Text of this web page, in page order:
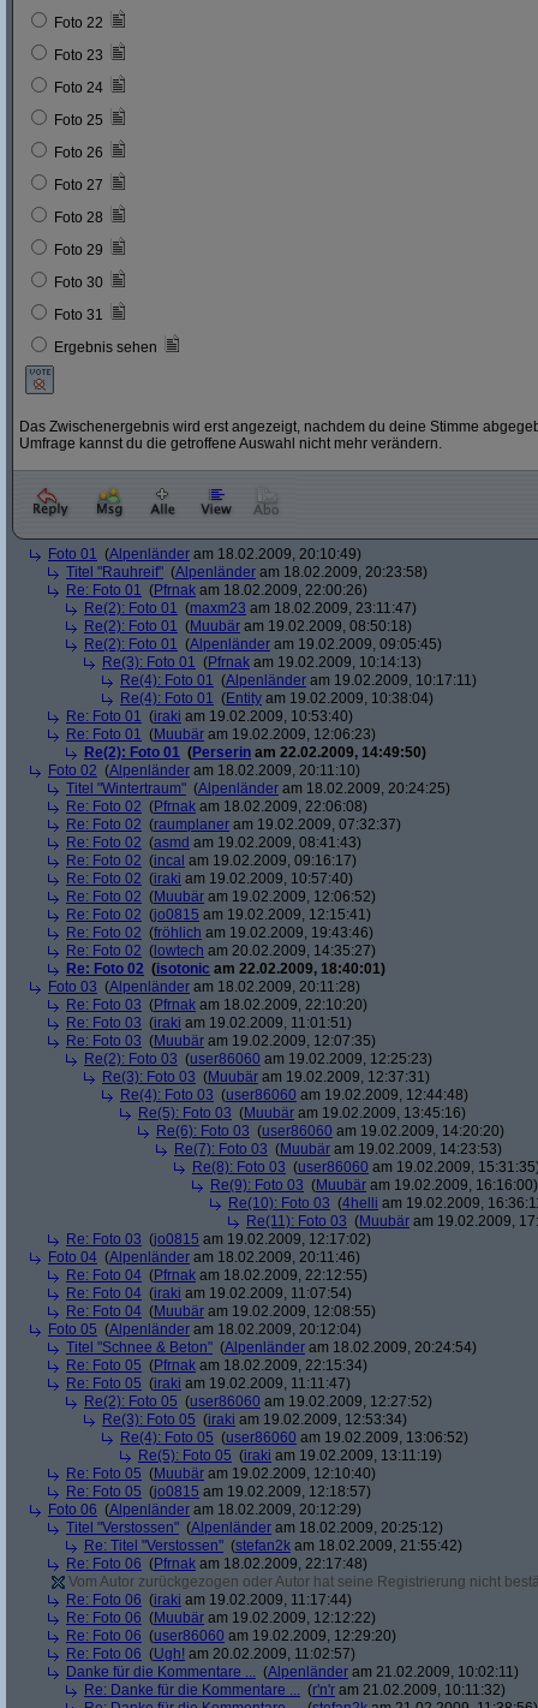
Foto 22
Foto 23
Foto 24
Foto 25
Foto 26
Foto 27
Foto 28
Foto 29
Foto 30
Foto 31
Ergebnis sehen
Das Zwischenergebnis wird erst angezeigt, nachdem du deine Stimme
Umfrage kannst du die getroffene Auswahl nicht mehr verändern.
Foto 01 (Alpenländer am 18.02.2009, 20:10:49)
Titel "Rauhreif" (Alpenländer am 18.02.2009, 20:23:58)
Re: Foto 01 (Pfrnak am 18.02.2009, 22:00:26)
Re(2): Foto 01 (maxm23 am 18.02.2009, 23:11:47)
Re(2): Foto 01 (Muubär am 19.02.2009, 08:50:18)
Re(2): Foto 01 (Alpenländer am 19.02.2009, 09:05:45)
Re(3): Foto 01 (Pfrnak am 19.02.2009, 10:14:13)
Re(4): Foto 01 (Alpenländer am 19.02.2009, 10:17:11)
Re(4): Foto 01 (Entity am 19.02.2009, 10:38:04)
Re: Foto 01 (iraki am 19.02.2009, 10:53:40)
Re: Foto 01 (Muubär am 19.02.2009, 12:06:23)
Re(2): Foto 01 (Perserin am 22.02.2009, 14:49:50)
Foto 02 (Alpenländer am 18.02.2009, 20:11:10)
Titel "Wintertraum" (Alpenländer am 18.02.2009, 20:24:25)
Re: Foto 02 (Pfrnak am 18.02.2009, 22:06:08)
Re: Foto 02 (raumplaner am 19.02.2009, 07:32:37)
Re: Foto 02 (asmd am 19.02.2009, 08:41:43)
Re: Foto 02 (incal am 19.02.2009, 09:16:17)
Re: Foto 02 (iraki am 19.02.2009, 10:57:40)
Re: Foto 02 (Muubär am 19.02.2009, 12:06:52)
Re: Foto 02 (jo0815 am 19.02.2009, 12:15:41)
Re: Foto 02 (fröhlich am 19.02.2009, 19:43:46)
Re: Foto 02 ( lowtech am 20.02.2009, 14:35:27)
Re: Foto 02 (isotonic am 22.02.2009, 18:40:01)
Foto 03 (Alpenländer am 18.02.2009, 20:11:28)
Re: Foto 03 (Pfrnak am 18.02.2009, 22:10:20)
Re: Foto 03 (iraki am 19.02.2009, 11:01:51)
Re: Foto 03 (Muubär am 19.02.2009, 12:07:35)
Re(2): Foto 03 (user86060 am 19.02.2009, 12:25:23)
Re(3): Foto 03 (Muubär am 19.02.2009, 12:37:31)
Re(4): Foto 03 (user86060 am 19.02.2009, 12:44:48)
Re(5): Foto 03 (Muubär am 19.02.2009, 13:45:16)
Re(6): Foto 03 (user86060 am 19.02.2009, 14:20:20)
Re(7): Foto 03 (Muubär am 19.02.2009, 14:23:53)
Re(8): Foto 03 (user86060 am 19.02.2009,
Re(9): Foto 03 (Muubär am 19.02.2009, 16:16:00)
Re(10): Foto 03 (4helli am 19.02.2009,
Re(11): Foto 03 (Muubär am 19.02.2009,
Re: Foto 03 (jo0815 am 19.02.2009, 12:17:02)
Foto 04 (Alpenländer am 18.02.2009, 20:11:46)
Re: Foto 04 (Pfrnak am 18.02.2009, 22:12:55)
Re: Foto 04 (iraki am 19.02.2009, 11:07:54)
Re: Foto 04 (Muubär am 19.02.2009, 12:08:55)
Foto 05 (Alpenländer am 18.02.2009, 20:12:04)
Titel "Schnee & Beton" (Alpenländer am 18.02.2009, 20:24:54)
Re: Foto 05 (Pfrnak am 18.02.2009, 22:15:34)
Re: Foto 05 (iraki am 19.02.2009, 11:11:47)
Re(2): Foto 05 (user86060 am 19.02.2009, 12:27:52)
Re(3): Foto 05 (iraki am 19.02.2009, 12:53:34)
Re(4): Foto 05 (user86060 am 19.02.2009, 13:06:52)
Re(5): Foto 05 (iraki am 19.02.2009, 13:11:19)
Re: Foto 05 (Muubär am 19.02.2009, 12:10:40)
Re: Foto 05 (jo0815 am 19.02.2009, 12:18:57)
Foto 06 (Alpenländer am 18.02.2009, 20:12:29)
Titel "Verstossen" (Alpenländer am 18.02.2009, 20:25:12)
Re: Titel "Verstossen" (stefan2k am 18.02.2009, 21:55:42)
Re: Foto 06 (Pfrnak am 18.02.2009, 22:17:48)
Vom Autor zurückgezogen oder Autor hat seine Registrierung nicht
Re: Foto 06 (iraki am 19.02.2009, 11:17:44)
Re: Foto 06 (Muubär am 19.02.2009, 12:12:22)
Re: Foto 06 (user86060 am 19.02.2009, 12:29:20)
Re: Foto 06 (Ugh! am 20.02.2009, 11:02:57)
Danke für die Kommentare ... (Alpenländer am 21.02.2009, 10:02:11)
Re: Danke für die Kommentare ... (r'n'r am 21.02.2009, 10:11:32)